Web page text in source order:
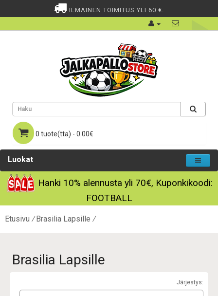
ILMAINEN TOIMITUS YLI 60 €.
0 tuote(tta) - 0.00€
Luokat
Hanki 10% alennusta yli 70€, Kuponkikoodi:
FOOTBALL
Etusivu Brasilia Lapsille
Brasilia Lapsille
Järjestys: